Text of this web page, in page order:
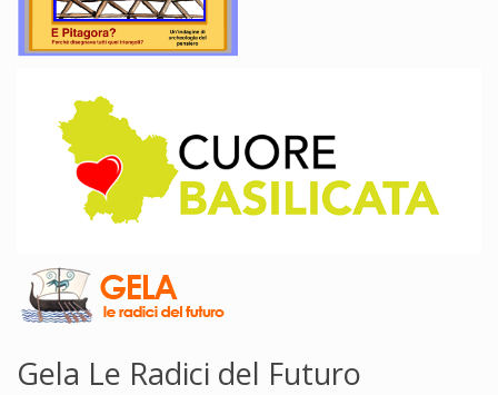
Gela Le Radici del Futuro